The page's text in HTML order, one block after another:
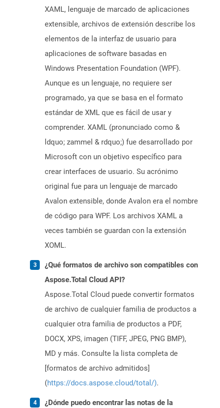
XAML, lenguaje de marcado de aplicaciones
extensible, archivos de extensión describe los
elementos de la interfaz de usuario para
aplicaciones de software basadas en
Windows Presentation Foundation (WPF).
Aunque es un lenguaje, no requiere ser
programado, ya que se basa en el formato
estándar de XML que es fácil de usar y
comprender. XAML (pronunciado como &
ldquo; zammel & rdquo;) fue desarrollado por
Microsoft con un objetivo específico para
crear interfaces de usuario. Su acrónimo
original fue para un lenguaje de marcado
Avalon extensible, donde Avalon era el nombre
de código para WPF. Los archivos XAML a
veces también se guardan con la extensión
XOML.
¿Qué formatos de archivo son compatibles con
Aspose.Total Cloud API?
Aspose.Total Cloud puede convertir formatos
de archivo de cualquier familia de productos a
cualquier otra familia de productos a PDF,
DOCX, XPS, imagen (TIFF, JPEG, PNG BMP),
MD y más. Consulte la lista completa de
[formatos de archivo admitidos]
(https://docs.aspose.cloud/total/).
¿Dónde puedo encontrar las notas de la